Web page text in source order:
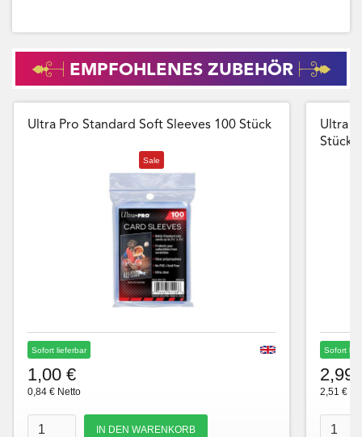
EMPFOHLENES ZUBEHÖR
Ultra Pro Standard Soft Sleeves 100 Stück
Sale
Sofort lieferbar
1,00 €
0,84 € Netto
Ultra
Stück
Sofort
2,99
2,51 €